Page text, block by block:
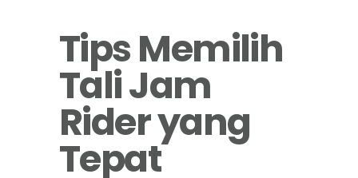
Tips Memilih
Tali Jam
Rider yang
Tepat